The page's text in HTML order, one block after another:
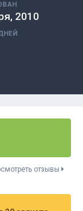
2010
отзывы